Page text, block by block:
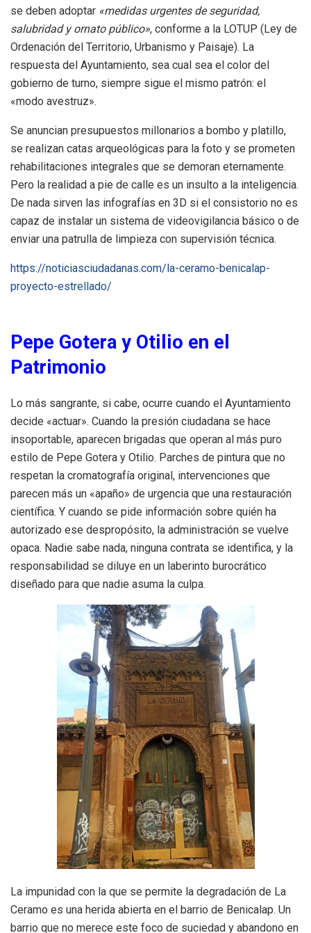
se deben adoptar «medidas urgentes de seguridad,
salubridad y ornato público», conforme a la LOTUP (Ley de
Ordenación del Territorio, Urbanismo y Paisaje). La
respuesta del Ayuntamiento, sea cual sea el color del
gobierno de turno, siempre sigue el mismo patrón: el
«modo avestruz».
Se anuncian presupuestos millonarios a bombo y platillo,
se realizan catas arqueológicas para la foto y se prometen
rehabilitaciones integrales que se demoran eternamente.
Pero la realidad a pie de calle es un insulto a la inteligencia.
De nada sirven las infografías en 3D si el consistorio no es
capaz de instalar un sistema de videovigilancia básico o de
enviar una patrulla de limpieza con supervisión técnica.
https://noticiasciudadanas.com/la-ceramo-benicalap-
proyecto-estrellado/
Pepe Gotera y Otilio en el
Patrimonio
Lo más sangrante, si cabe, ocurre cuando el Ayuntamiento
decide «actuar». Cuando la presión ciudadana se hace
insoportable, aparecen brigadas que operan al más puro
estilo de Pepe Gotera y Otilio. Parches de pintura que no
respetan la cromatografía original, intervenciones que
parecen más un «apaño» de urgencia que una restauración
científica. Y cuando se pide información sobre quién ha
autorizado ese despropósito, la administración se vuelve
opaca. Nadie sabe nada, ninguna contrata se identifica, y la
responsabilidad se diluye en un laberinto burocrático
diseñado para que nadie asuma la culpa.
La impunidad con la que se permite la degradación de La
Ceramo es una herida abierta en el barrio de Benicalap. Un
barrio que no merece este foco de suciedad y abandono en